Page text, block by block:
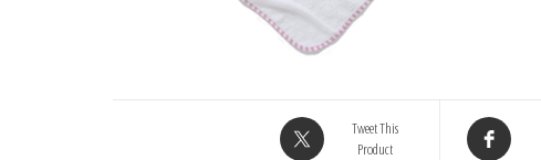
Tweet This
Product